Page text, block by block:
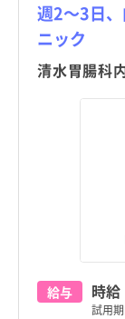
週2～3日
ニック
清水胃腸科
給与 時給
試用